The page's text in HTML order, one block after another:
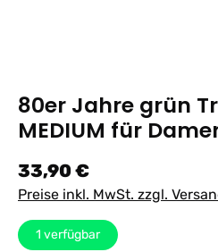
80er Jahre grün
MEDIUM für
Regulärer Preis:
33,90 €
Preise inkl. MwSt. zzgl.
1 verfügbar